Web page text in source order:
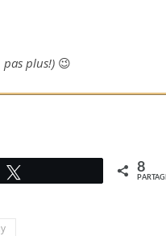
plus!) 😉
8